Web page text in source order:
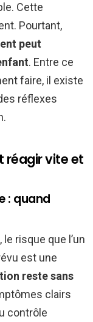
Cette
Pourtant,
peut
. Entre ce
faire, il existe
réflexes
réagir vite et
: quand
risque que l’un
est une
reste sans
clairs
contrôle